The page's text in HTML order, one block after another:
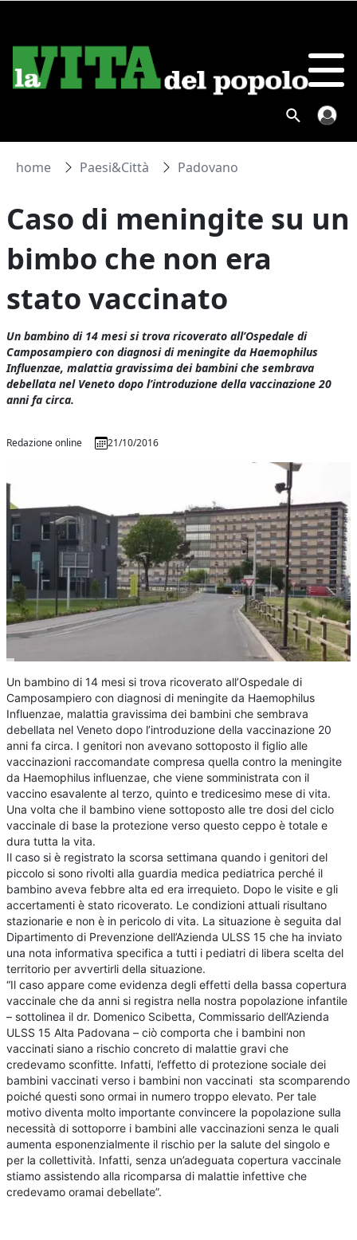
home Paesi&Città Padovano
Caso di meningite su un
bimbo che non era
stato vaccinato
Un bambino di 14 mesi si trova ricoverato all’Ospedale di
Camposampiero con diagnosi di meningite da Haemophilus
Influenzae, malattia gravissima dei bambini che sembrava
debellata nel Veneto dopo l’introduzione della vaccinazione 20
anni fa circa.
Redazione online 21/10/2016
Un bambino di 14 mesi si trova ricoverato all’Ospedale di
Camposampiero con diagnosi di meningite da Haemophilus
Influenzae, malattia gravissima dei bambini che sembrava
debellata nel Veneto dopo l’introduzione della vaccinazione 20
anni fa circa. I genitori non avevano sottoposto il figlio alle
vaccinazioni raccomandate compresa quella contro la meningite
da Haemophilus influenzae, che viene somministrata con il
vaccino esavalente al terzo, quinto e tredicesimo mese di vita.
Una volta che il bambino viene sottoposto alle tre dosi del ciclo
vaccinale di base la protezione verso questo ceppo è totale e
dura tutta la vita.
Il caso si è registrato la scorsa settimana quando i genitori del
piccolo si sono rivolti alla guardia medica pediatrica perché il
bambino aveva febbre alta ed era irrequieto. Dopo le visite e gli
accertamenti è stato ricoverato. Le condizioni attuali risultano
stazionarie e non è in pericolo di vita. La situazione è seguita dal
Dipartimento di Prevenzione dell’Azienda ULSS 15 che ha inviato
una nota informativa specifica a tutti i pediatri di libera scelta del
territorio per avvertirli della situazione.
“Il caso appare come evidenza degli effetti della bassa copertura
vaccinale che da anni si registra nella nostra popolazione infantile
– sottolinea il dr. Domenico Scibetta, Commissario dell’Azienda
ULSS 15 Alta Padovana – ciò comporta che i bambini non
vaccinati siano a rischio concreto di malattie gravi che
credevamo sconfitte. Infatti, l’effetto di protezione sociale dei
bambini vaccinati verso i bambini non vaccinati sta scomparendo
poiché questi sono ormai in numero troppo elevato. Per tale
motivo diventa molto importante convincere la popolazione sulla
necessità di sottoporre i bambini alle vaccinazioni senza le quali
aumenta esponenzialmente il rischio per la salute del singolo e
per la collettività. Infatti, senza un’adeguata copertura vaccinale
stiamo assistendo alla ricomparsa di malattie infettive che
credevamo oramai debellate”.